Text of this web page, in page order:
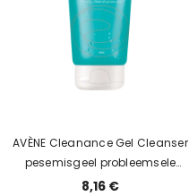
AVÈNE Cleanance Gel Cleanser
pesemisgeel probleemsele
nahale
8,16 €